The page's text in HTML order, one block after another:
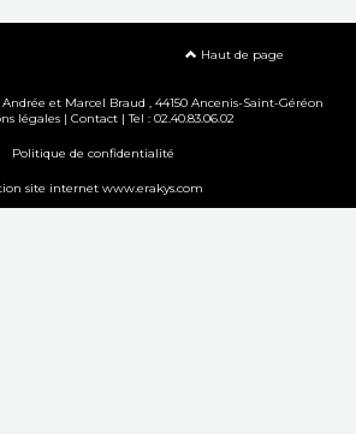
Haut de page
Andrée et Marcel Braud , 44150 Ancenis-Saint-Géréon
légales | Contact | Tel : 02.40.83.06.02
Politique de confidentialité
site internet www.erakys.com